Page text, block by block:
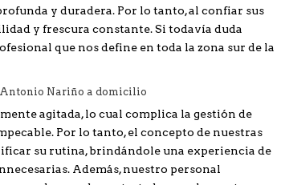
y duradera. Por lo tanto, al confiar sus
y frescura constante. Si todavía duda
que nos define en toda la zona sur de la
Antonio Nariño a domicilio
agitada, lo cual complica la gestión de
Por lo tanto, el concepto de nuestras
su rutina, brindándole una experiencia de
Además, nuestro personal